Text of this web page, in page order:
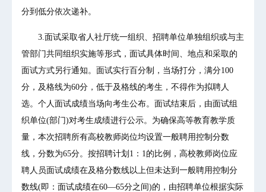
分到低分依次递补。
3.面试采取省人社厅统一组织、招聘单位单独组织或与主
管部门共同组织实施等形式，面试具体时间、地点和采取的
面试方式另行通知。面试实行百分制，当场打分，满分100
分，及格线为60分，低于及格线的考生，不得作为拟聘人
选。个人面试成绩当场向考生公布。面试结束后，由面试组
织单位(部门)对考生成绩进行公示。为确保高等教育教学质
量，本次招聘所有高校教师岗位均设置一般聘用控制分数
线，分数为65分。按招聘计划1：1的比例，高校教师岗位应
聘人员面试成绩在及格分数线以上但未达到一般聘用控制分
数线(即：面试成绩在60—65分之间)的，由招聘单位根据实际